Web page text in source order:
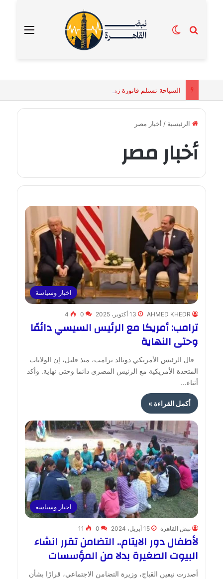
القائمة بحث عنالوضع المظلم
الرئيسية / أخبار مصر
أخبار مصر
اخبار وسياسة
AHMED KHEDR 13 أكتوبر، 2025 0
4
ترامب: أمريكا مع الرئيس السيسي دائمًا
وحتى النهاية
قال الرئيس الأمريكي دونالد ترامب، منذ قليل، إن الولايات
المتحدة الأمريكية مع الرئيس المصري دائما وحتى نهاية. وأكد
أثناء…
أكمل القراءة »
اخبار وسياسة
نبض القاهرة 15 أبريل، 2024 0
11
لأطفال دور الايتام.. التضامن تقرر انشاء
البيوت الصغيرة بدلا من المؤسسات
أصدرت نيفين القباج، وزيرة التضامن الاجتماعي، قرارًا بشأن